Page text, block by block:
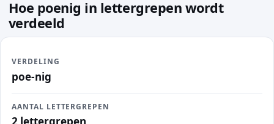
Hoe poenig in lettergrepen wordt
verdeeld
VERDELING
poe-nig
AANTAL LETTERGREPEN